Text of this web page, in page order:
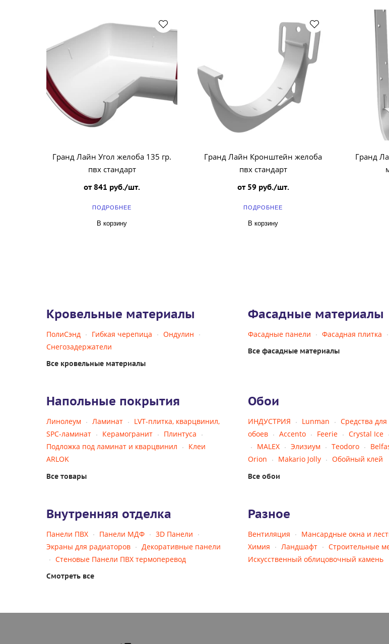
Гранд Лайн Угол желоба 135 гр.
пвх стандарт
от 841 руб./шт.
ПОДРОБНЕЕ
В корзину
Гранд Лайн Кронштейн желоба
пвх стандарт
от 59 руб./шт.
ПОДРОБНЕЕ
В корзину
Гранд
Кровельные материалы
ПолиСэнд Гибкая черепица
Ондулин
Снегозадержатели
Все кровельные материалы
Фасадные материалы
Фасадные панели Фасадная плитка
Все фасадные материалы
Напольные покрытия
Линолеум Ламинат
LVT-плитка, кварцвинил,
SPC-ламинат
Керамогранит
Плинтуса
Подложка под ламинат и кварцвинил
Клеи
ARLOK
Все товары
Обои
ИНДУСТРИЯ Lunman
Средства для
обоев
Accento Feerie Crystal Ice
MALEX
Элизиум Teodoro
Orion
Makario Jolly Обойный клей
Все обои
Внутренняя отделка
Панели ПВХ Панели МДФ
3D Панели
Экраны для радиаторов
Декоративные панели
Стеновые Панели ПВХ термоперевод
Смотреть все
Разное
Вентиляция
Мансардные окна и
Химия
Ландшафт
Строительные
Искусственный облицовочный камень